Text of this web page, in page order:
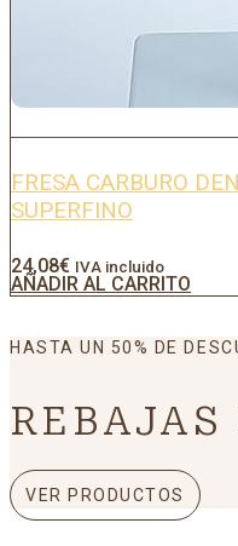
FRESA CARBURO
SUPERFINO
24,08€ IVA incluido
AÑADIR AL CARRITO
HASTA UN 50% DE
REBAJAS
VER PRODUCTOS